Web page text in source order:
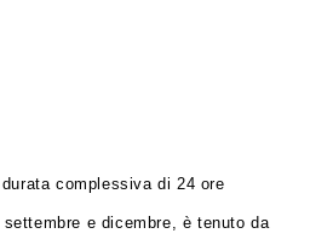
complessiva di 24 ore
e dicembre, è tenuto da